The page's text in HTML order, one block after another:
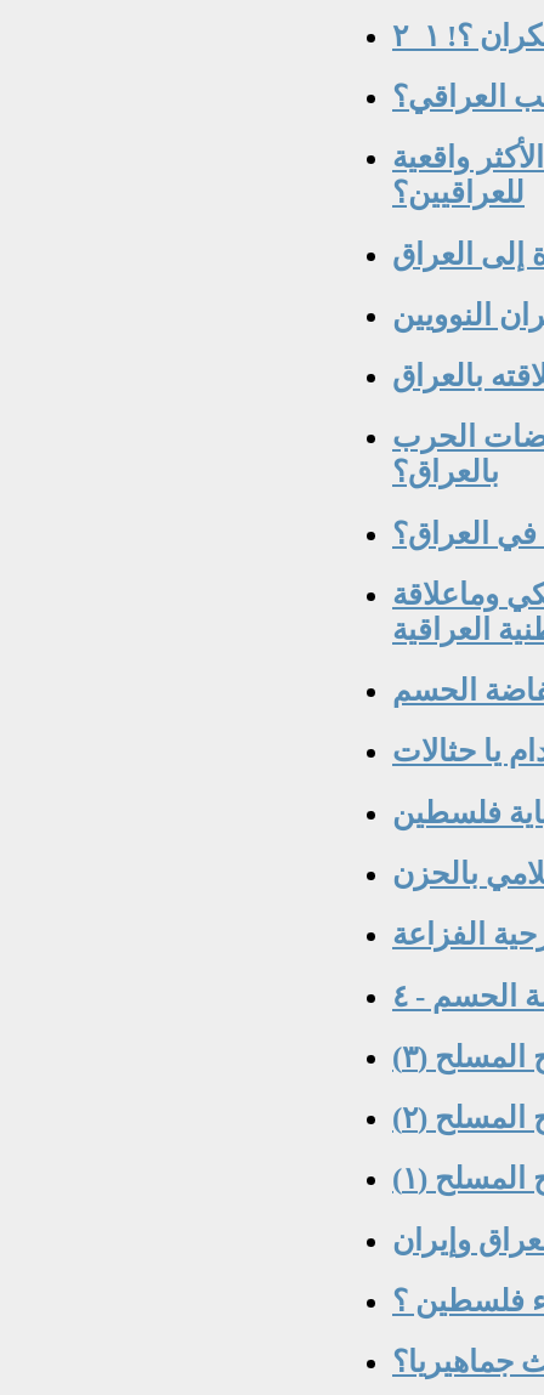
؟! ١_٢
واقعية
للعراقيين؟
إلى العراق
النوويين
الحرب
بالعراق؟
العراق؟
وماعلاقة
العراقية
الحسم
بالحزن
الفزاعة
الحسم - ٤
وإيران
فلسطين ؟
جماهيريا؟